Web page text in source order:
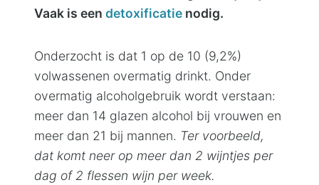
Vaak is een detoxificatie nodig.
Onderzocht is dat 1 op de 10 (9,2%)
volwassenen overmatig drinkt. Onder
overmatig alcoholgebruik wordt verstaan:
meer dan 14 glazen alcohol bij vrouwen en
meer dan 21 bij mannen. Ter voorbeeld,
dat komt neer op meer dan 2 wijntjes per
dag of 2 flessen wijn per week.